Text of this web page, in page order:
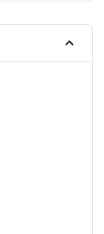
et AR)